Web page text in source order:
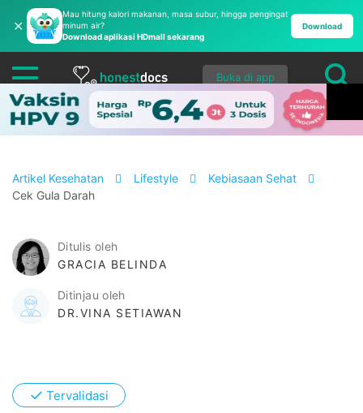
✕
Mau hitung kalori makanan, masa subur, hingga pengingat
minum air?
Download aplikasi HDmall sekarang
Download
Buka di app
Artikel Kesehatan Lifestyle
Kebiasaan Sehat
Cek Gula Darah
Ditulis oleh
GRACIA BELINDA
Ditinjau oleh
DR.VINA SETIAWAN
✓ Tervalidasi